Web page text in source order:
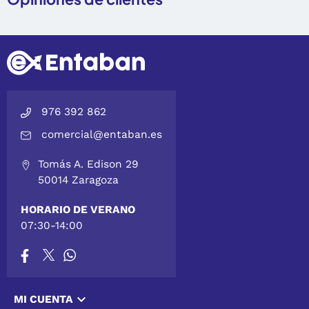
976 392 862
comercial@entaban.es
Tomás A. Edison 29
50014 Zaragoza
HORARIO DE VERANO
07:30-14:00
MI CUENTA 